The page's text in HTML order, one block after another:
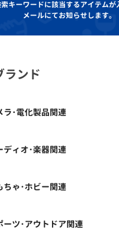
キーワードに該当するアイテムが
メールにてお知らせします。
ランド
ラ･電化製品関連
ディオ･楽器関連
ちゃ･ホビー関連
ーツ･アウトドア関連